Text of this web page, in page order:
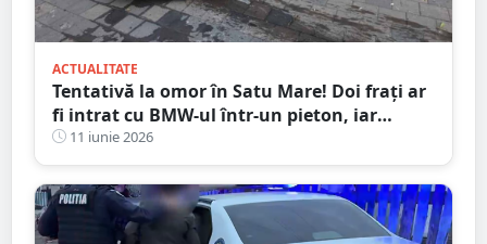
ACTUALITATE
Tentativă la omor în Satu Mare! Doi frați ar
fi intrat cu BMW-ul într-un pieton, iar
celălalt ar fi atacat cu cuțitul
11 iunie 2026